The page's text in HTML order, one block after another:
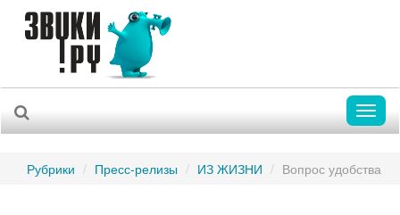
Рубрики Пресс-релизы ИЗ ЖИЗНИ Вопрос удобства